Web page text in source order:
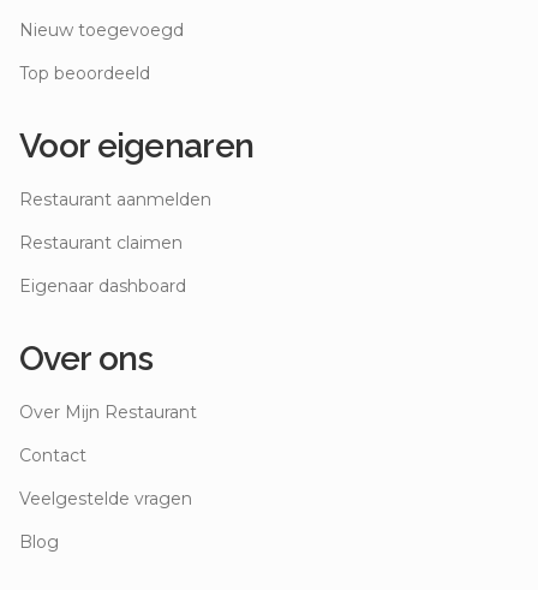
Nieuw toegevoegd
Top beoordeeld
Voor eigenaren
Restaurant aanmelden
Restaurant claimen
Eigenaar dashboard
Over ons
Over Mijn Restaurant
Contact
Veelgestelde vragen
Blog